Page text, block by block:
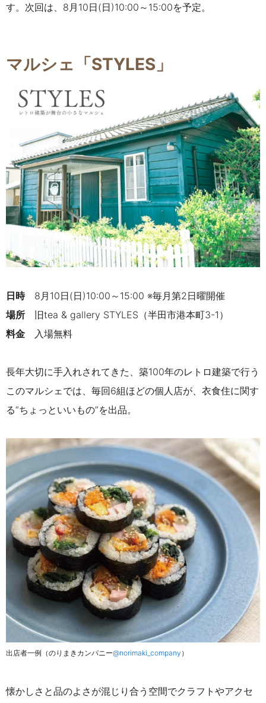
す。次回は、8月10日(日)10:00～15:00を予定。
マルシェ「STYLES」
日時8月10日(日)10:00～15:00 ※毎月第2日曜開催
場所 旧tea & gallery STYLES（半田市港本町3-1）
料金 入場無料
長年大切に手入れされてきた、築100年のレトロ建築で行う
このマルシェでは、毎回6組ほどの個人店が、衣食住に関す
る“ちょっといいもの”を出品。
出店者一例（のりまきカンパニー@norimaki_company ）
懐かしさと品のよさが混じり合う空間でクラフトやアクセ